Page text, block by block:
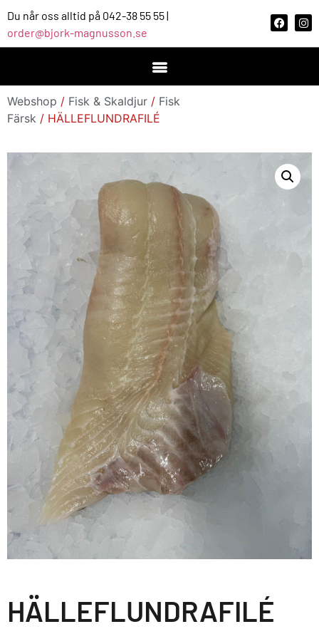
Du når oss alltid på 042-38 55 55 |
order@bjork-magnusson.se
Webshop / Fisk & Skaldjur / Fisk
Färsk / HÄLLEFLUNDRAFILÉ
HÄLLEFLUNDRAFILÉ